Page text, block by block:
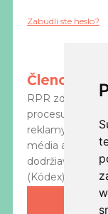
Zabudli ste heslo?
Členovia
RPR združuje
procesu
reklamy,
média a
dodržiavaniu
(Kódex) a